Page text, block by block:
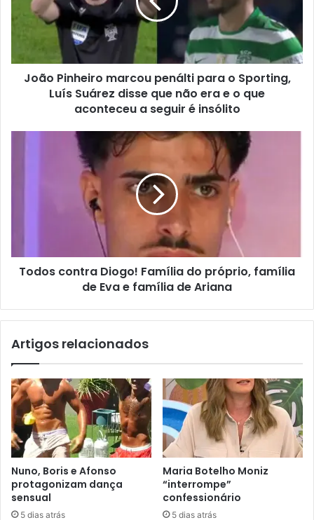
João Pinheiro marcou penálti para o Sporting,
Luís Suárez disse que não era e o que
aconteceu a seguir é insólito
Todos contra Diogo! Família do próprio, família
de Eva e família de Ariana
Artigos relacionados
Nuno, Boris e Afonso
protagonizam dança
sensual
5 dias atrás
Maria Botelho Moniz
“interrompe”
confessionário
5 dias atrás